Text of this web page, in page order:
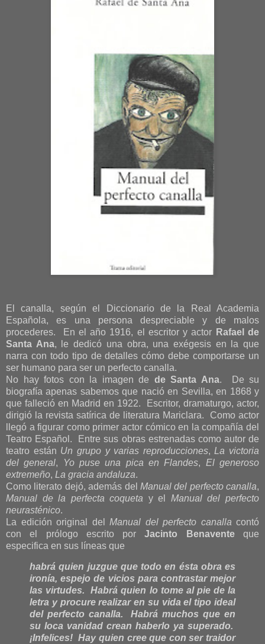
El canalla, según el Diccionario de la Real Academia
Española, es una persona despreciable y de malos
procederes. En el año 1916, el escritor y actor Rafael de
Santa Ana, le dedicó una obra, una exégesis en la que
narra con todo tipo de detalles cómo debe comportarse un
ser humano para ser un perfecto canalla.
No hay fotos con la imagen de de Santa Ana. De su
biografía apenas sabemos que nació en Sevilla, en 1868 y
que falleció en Madrid en 1922. Escritor, dramaturgo, actor,
dirigió la revista satírica de literatura Mariclara. Como actor
llegó a figurar como primer actor cómico en la compañía del
Teatro Español. Entre sus obras estrenadas como autor de
teatro están Un grupo y varias reproducciones,La victoria
del general, Yo puse una pica en Flandes, El generoso
extremeño, La gracia andaluza.
Como literato dejó, además del Manual del perfecto canalla,
Manual de la perfecta coqueta y el Manual del perfecto
neurasténico.
La edición original del Manual del perfecto canalla contó
con el prólogo escrito porJacinto Benaventeque
especifica en sus líneas que
habrá quien juzgue que todo en ésta obra es
ironía, espejo de vicios para contrastar mejor
las virtudes. Habrá quien lo tome al pie de la
letra y procure realizar en su vida el tipo ideal
del perfecto canalla. Habrá muchos que en
su loca vanidad crean haberlo ya superado.
¡Infelices! Hay quien cree que con ser traidor